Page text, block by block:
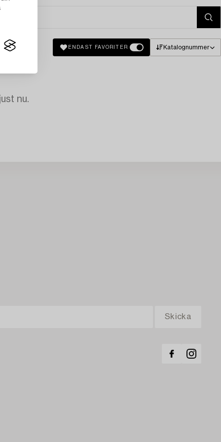
ENDAST FAVORITER Katalognummer
nu.